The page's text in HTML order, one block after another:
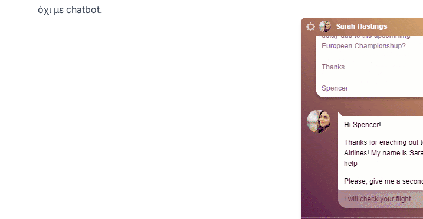
όχι με chatbot.